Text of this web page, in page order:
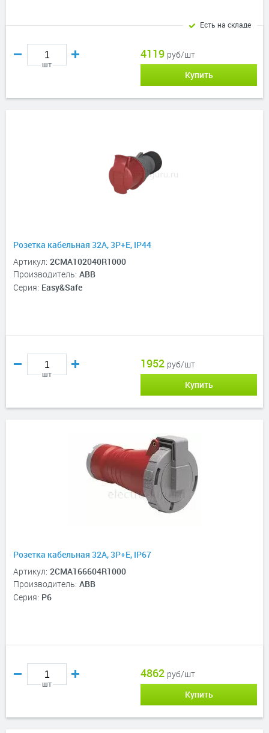
шт
4119 руб/шт
Купить
Есть на складе
Розетка кабельная 32А, 3P+E, IP44
Артикул: 2CMA102040R1000
Производитель: ABB
Серия: Easy&Safe
шт
1952 руб/шт
Купить
Розетка кабельная 32A, 3P+E, IP67
Артикул: 2CMA166604R1000
Производитель: ABB
Серия: P6
шт
4862 руб/шт
Купить